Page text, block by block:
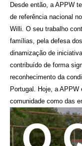
Desde então, a APPW
de referência nacional
Willi. O seu trabalho
famílias, pela defesa
dinamização de
contribuído de forma
reconhecimento da
Portugal. Hoje, a
comunidade como das